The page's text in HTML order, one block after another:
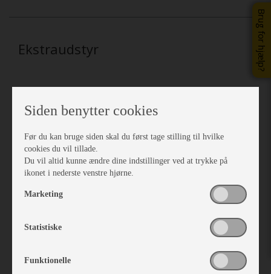
Brug for hjælp?
Ekstraudstyr
Vare nr. I304010190
kr 1.605,-
Siden benytter cookies
Før du kan bruge siden skal du først tage stilling til hvilke
cookies du vil tillade.
Du vil altid kunne ændre dine indstillinger ved at trykke på
ikonet i nederste venstre hjørne.
Marketing
Statistiske
Funktionelle